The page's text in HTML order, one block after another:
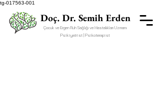
tg-017563-001
Doç. Dr. Semih Erden
Çocuk ve Ergen Ruh Sağlığı ve Hastalıkları Uzmanı
Psikiyatrist | Psikoterapist